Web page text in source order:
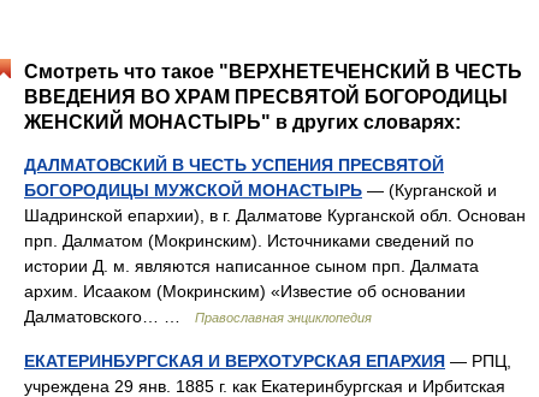
Смотреть что такое "ВЕРХНЕТЕЧЕНСКИЙ В ЧЕСТЬ
ВВЕДЕНИЯ ВО ХРАМ ПРЕСВЯТОЙ БОГОРОДИЦЫ
ЖЕНСКИЙ МОНАСТЫРЬ" в других словарях:
ДАЛМАТОВСКИЙ В ЧЕСТЬ УСПЕНИЯ ПРЕСВЯТОЙ
БОГОРОДИЦЫ МУЖСКОЙ МОНАСТЫРЬ — (Курганской и
Шадринской епархии), в г. Далматове Курганской обл. Основан
прп. Далматом (Мокринским). Источниками сведений по
истории Д. м. являются написанное сыном прп. Далмата
архим. Исааком (Мокринским) «Известие об основании
Далматовского… …
Православная энциклопедия
ЕКАТЕРИНБУРГСКАЯ И ВЕРХОТУРСКАЯ ЕПАРХИЯ — РПЦ,
учреждена 29 янв. 1885 г. как Екатеринбургская и Ирбитская